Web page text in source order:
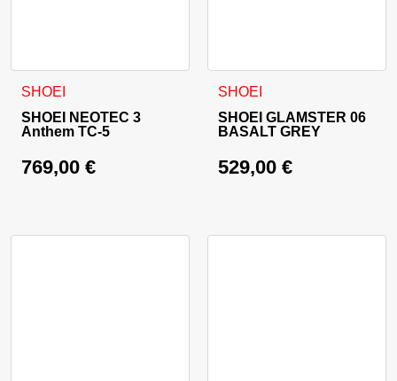
SHOEI
SHOEI NEOTEC 3
Anthem TC-5
769,00 €
Ta izdelek ima več različic. Možnosti lahko izberete na
SHOEI
SHOEI GLAMSTER 06
BASALT GREY
529,00 €
Ta izdelek ima več različic.